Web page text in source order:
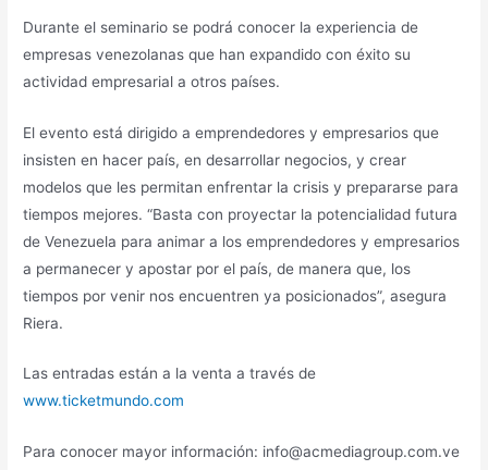
Durante el seminario se podrá conocer la experiencia de
empresas venezolanas que han expandido con éxito su
actividad empresarial a otros países.
El evento está dirigido a emprendedores y empresarios que
insisten en hacer país, en desarrollar negocios, y crear
modelos que les permitan enfrentar la crisis y prepararse para
tiempos mejores. “Basta con proyectar la potencialidad futura
de Venezuela para animar a los emprendedores y empresarios
a permanecer y apostar por el país, de manera que, los
tiempos por venir nos encuentren ya posicionados”, asegura
Riera.
Las entradas están a la venta a través de
www.ticketmundo.com
Para conocer mayor información: info@acmediagroup.com.ve